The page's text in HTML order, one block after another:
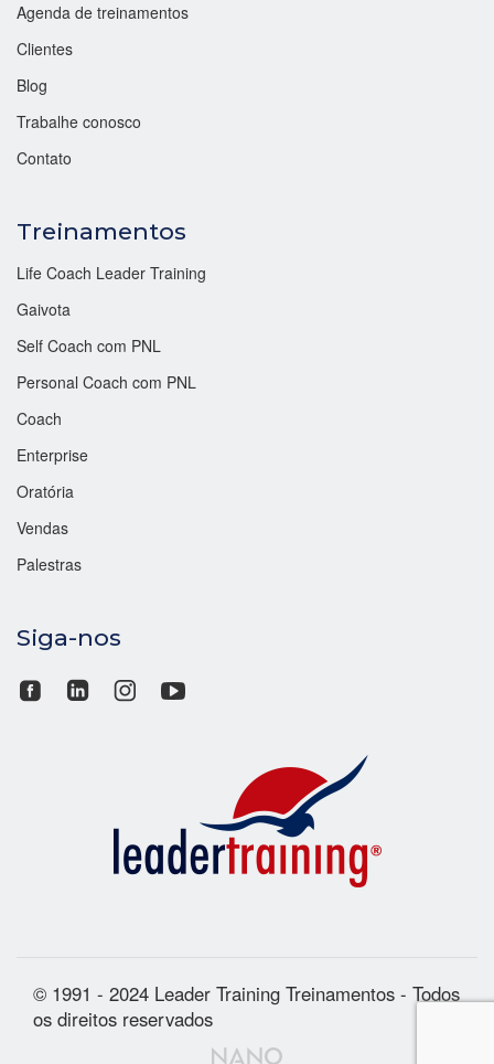
Agenda de treinamentos
Clientes
Blog
Trabalhe conosco
Contato
Treinamentos
Life Coach Leader Training
Gaivota
Self Coach com PNL
Personal Coach com PNL
Coach
Enterprise
Oratória
Vendas
Palestras
Siga-nos
© 1991 - 2024 Leader Training Treinamentos - Todos
os direitos reservados